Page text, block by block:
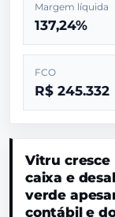
Margem líquida
137,24%
FCO
R$ 245.332
Vitru cresce
caixa e
verde
contábil e